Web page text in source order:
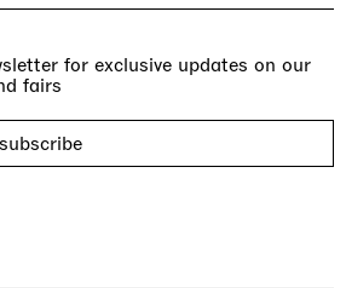
for exclusive updates on our
fairs